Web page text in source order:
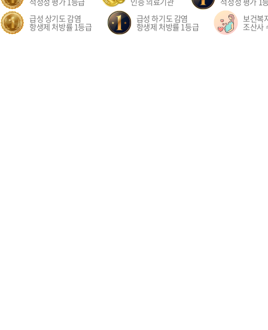
급성 상기도 감염
항생제 처방률 1등급
급성 하기도 감염
항생제 처방률 1등급
보건복
조산사